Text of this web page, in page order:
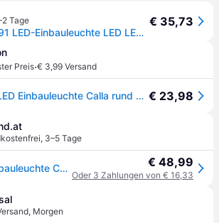
Tage
Paulmann 99991 LED-Einbauleuchte LED LED fest eingebaut 18 W Schwarz (matt)
€ 35,73
Preis·€ 3,99 Versand
Paulmann 99991 LED Einbauleuchte Calla rund 3er Set 3x6W IP65 neutralweiße Einbaustrahler Schwarz matt schwenkbar Spots Kunststoff Einbaulampe 4000K € 23,98
, 3–5 Tage
Paulmann LED Einbauleuchte Calla Basisset schwenkbar € 48,99
Oder 3 Zahlungen von € 16,33
, Morgen